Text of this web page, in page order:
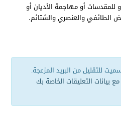
للمقدسات أو مهاجمة الأديان أو
الطائفي والعنصري والشتائم.
للتقليل من البريد المزعجة.
بيانات التعليقات الخاصة بك